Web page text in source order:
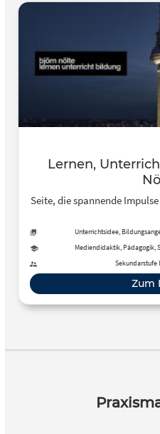
Lernen,
Seite, die spannende
Unterrichtsidee,
Mediendidaktik, Pädagogik,
Sekundarstufe
Zum